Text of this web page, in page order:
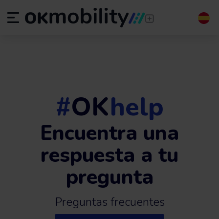
#OKhelp
Encuentra una
respuesta a tu
pregunta
Preguntas frecuentes